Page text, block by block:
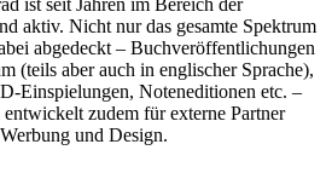
ist seit Jahren im Bereich der
aktiv. Nicht nur das gesamte Spektrum
abgedeckt – Buchveröffentlichungen
(teils aber auch in englischer Sprache),
Einspielungen, Noteneditionen etc. –
zudem für externe Partner
und Design.